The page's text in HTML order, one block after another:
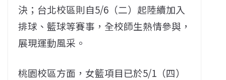
決；台北校區則自5/6（二）起陸續加入
排球、籃球等賽事，全校師生熱情參與，
展現運動風采。
桃園校區方面，女籃項目已於5/1（四）